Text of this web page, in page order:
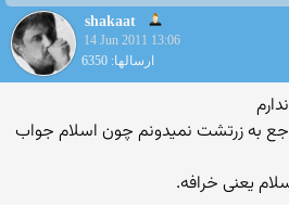
shakaat
14 Jun 2011 13:06
ارسالها: 6350
به زرتشت نمیدونم چون اسلام جواب
یعنی خرافه.